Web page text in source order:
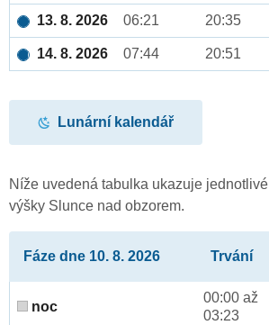
13. 8. 2026 06:21 20:35
14. 8. 2026 07:44 20:51
Lunární kalendář
Níže uvedená tabulka ukazuje jednotlivé
výšky Slunce nad obzorem.
Fáze dne 10. 8. 2026 Trvání
noc
00:00 až
03:23